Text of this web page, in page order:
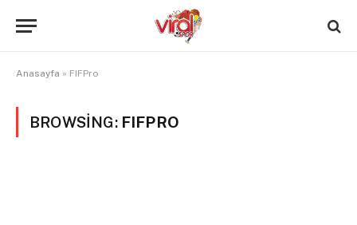
Anasayfa » FIFPro
BROWSING: FIFPRO